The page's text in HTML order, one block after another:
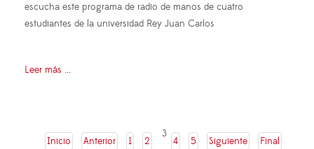
escucha este programa de radio de manos de cuatro
estudiantes de la universidad Rey Juan Carlos
Leer más ...
Inicio Anterior 1 2
3
4 5 Siguiente
Final